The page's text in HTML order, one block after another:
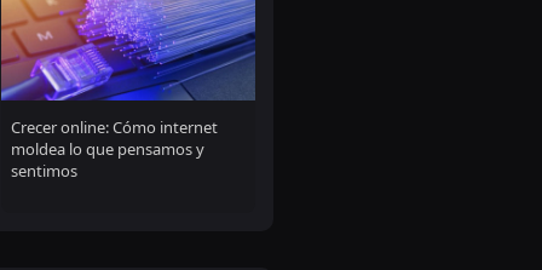
Crecer online: Cómo internet
moldea lo que pensamos y
sentimos